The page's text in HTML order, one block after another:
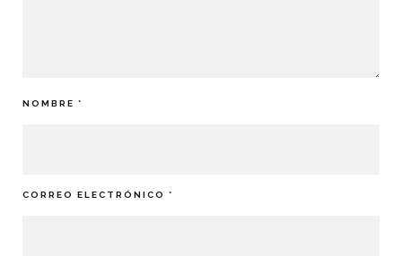
NOMBRE *
CORREO ELECTRÓNICO *